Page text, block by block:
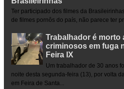
Ter participado dos filmes da
de filmes pornôs do país, não parece ter
Trabalhador é morto
criminosos em fuga
Feira IX
Um trabalhador de 30 anos
noite desta segunda-feira (13), por volta
em Feira de Santa...